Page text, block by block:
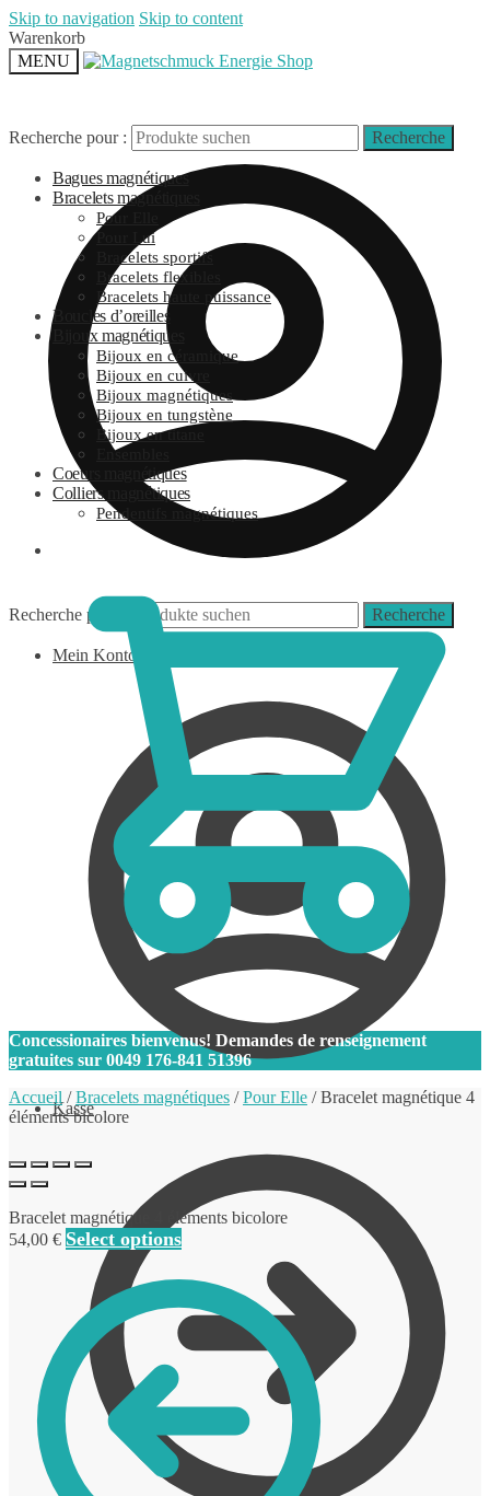
Skip to navigation Skip to content
Warenkorb
MENU
Recherche pour : Recherche
Mein Konto
Kasse
Recherche pour : Recherche
Bagues magnétiques
Bracelets magnétiques
Pour Elle
Pour Lui
Bracelets sportifs
Bracelets flexibles
Bracelets haute puissance
Boucles d’oreilles
Bijoux magnétiques
Bijoux en céramique
Bijoux en cuivre
Bijoux magnétiques
Bijoux en tungstène
Bijoux en titane
Ensembles
Coeurs magnétiques
Colliers magnétiques
Pendentifs magnétiques
Concessionaires bienvenus! Demandes de renseignement
gratuites sur 0049 176-841 51396
Accueil /Bracelets magnétiques /Pour Elle /Bracelet magnétique 4
éléments bicolore
Bracelet magnétique 4 éléments bicolore
54,00 € Select options